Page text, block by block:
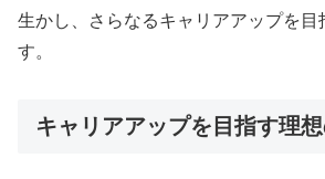
生かし、さらなるキャリアアップを目
す。
キャリアアップを目指す理